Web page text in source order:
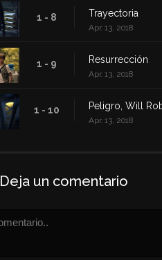
1 - 8 Trayectoria
Apr. 13, 2018
1 - 9 Resurrección
Apr. 13, 2018
1 - 10 Peligro, Will
Apr. 13, 2018
Deja un comentario